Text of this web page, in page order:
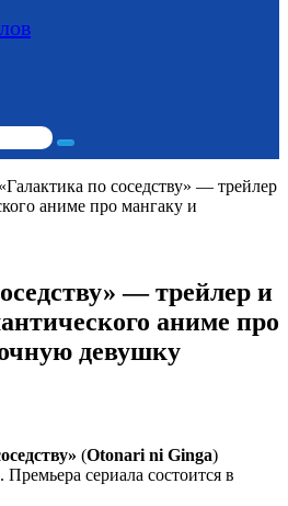
Искать
по соседству» — трейлер
аниме про мангаку и
— трейлер и
аниме про
девушку
(Otonari ni Ginga)
сериала состоится в